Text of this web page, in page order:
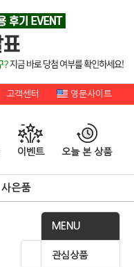
고객센터 영문사이트
이벤트 오늘 본 상품
사은품
MENU
관심상품